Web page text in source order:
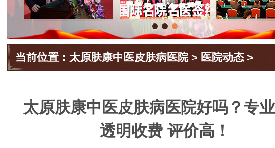
当前位置： 太原肤康中医皮肤病医院> 医院动态 >
太原肤康中医皮肤病医院好吗？专
透明收费 评价高！